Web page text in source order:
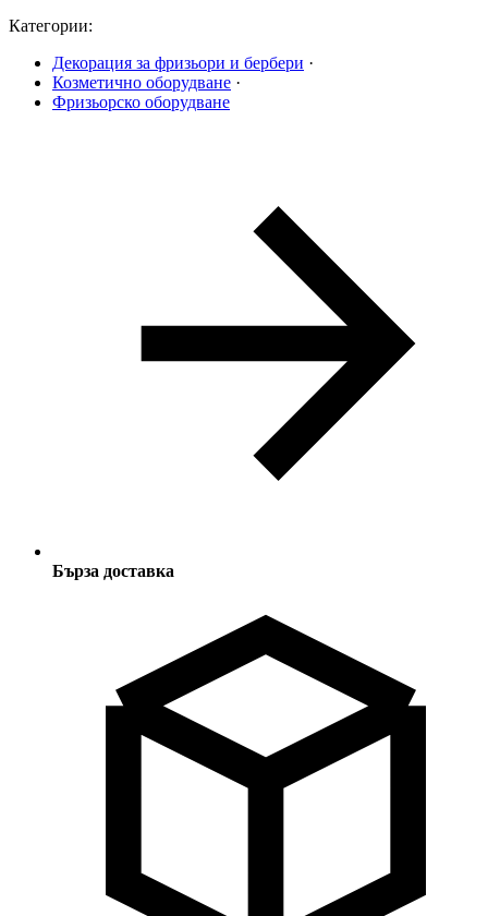
Категории:
Декорация за фризьори и бербери ·
Козметично оборудване ·
Фризьорско оборудване
Бърза доставка